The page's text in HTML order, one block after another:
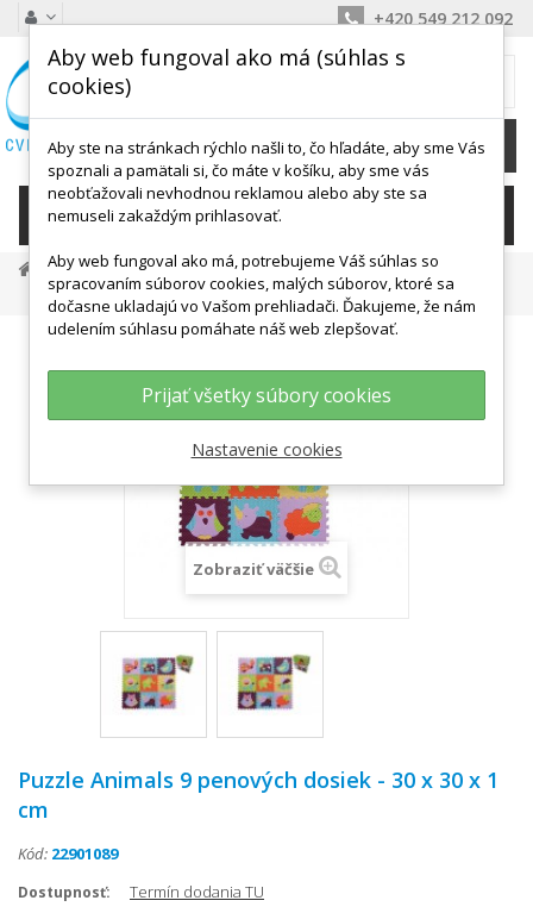
+420 549 212 092
KATEGÓRIE
Detské Aktivity, Didaktika
Penové Puzzle
Puzzle Animals 9 Penových Dosiek - 30 X 30 X 1 Cm
Zobraziť väčšie
Puzzle Animals 9 penových dosiek - 30 x 30 x 1
cm
Kód: 22901089
Dostupnosť: Termín dodania TU
Aby web fungoval ako má (súhlas s
cookies)
Aby ste na stránkach rýchlo našli to, čo hľadáte, aby sme Vás
spoznali a pamätali si, čo máte v košíku, aby sme vás
neobťažovali nevhodnou reklamou alebo aby ste sa
nemuseli zakaždým prihlasovať.
Aby web fungoval ako má, potrebujeme Váš súhlas so
spracovaním súborov cookies, malých súborov, ktoré sa
dočasne ukladajú vo Vašom prehliadači. Ďakujeme, že nám
udelením súhlasu pomáhate náš web zlepšovať.
Prijať všetky súbory cookies
Nastavenie cookies